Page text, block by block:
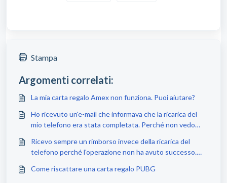
Stampa
Argomenti correlati:
La mia carta regalo Amex non funziona. Puoi aiutare?
Ho ricevuto un'e-mail che informava che la ricarica del
mio telefono era stata completata. Perché non vedo
Ricevo sempre un rimborso invece della ricarica del
telefono perché l'operazione non ha avuto successo.
Come riscattare una carta regalo PUBG